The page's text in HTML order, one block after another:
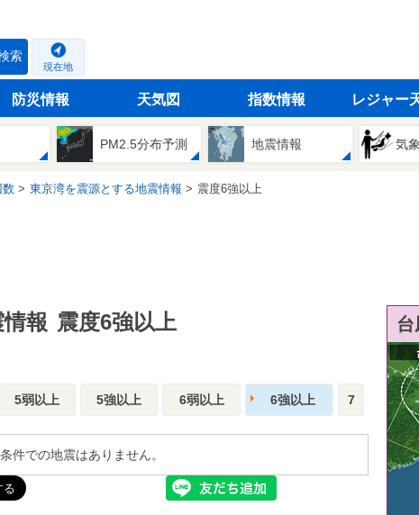
索
現在地
防災情報 天気図 指数情報 レジャー
PM2.5分布予測 地震情報 気
数 東京湾を震源とする地震情報 震度6強以上
報 震度6強以上
5弱以上 5強以上 6弱以上 6強以上 7
件での地震はありません。